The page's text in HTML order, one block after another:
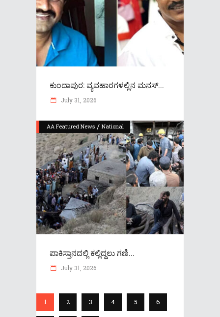
ಕುಂದಾಪುರ: ವ್ಯವಹಾರಗಳಲ್ಲಿನ ಮನಸ್...
July 31, 2026
AA Featured News / National
ಪಾಕಿಸ್ತಾನದಲ್ಲಿ ಕಲ್ಲಿದ್ದಲು ಗಣಿ...
July 31, 2026
1 2 3 4 5 6